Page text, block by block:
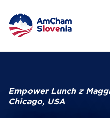
ZAGOVORNIŠTVO
Empower Lunch z
Chicago, USA